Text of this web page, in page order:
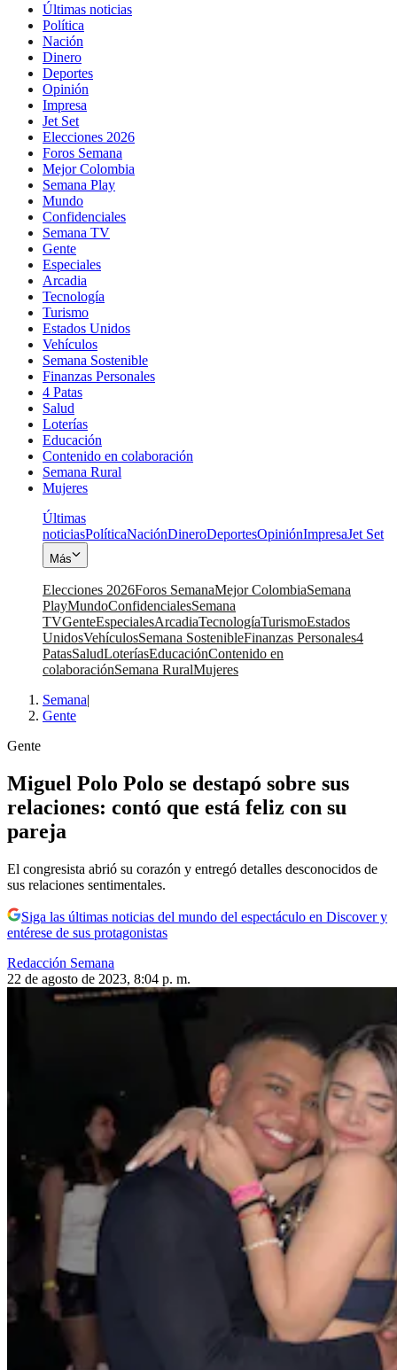
Últimas noticias
Política
Nación
Dinero
Deportes
Opinión
Impresa
Jet Set
Elecciones 2026
Foros Semana
Mejor Colombia
Semana Play
Mundo
Confidenciales
Semana TV
Gente
Especiales
Arcadia
Tecnología
Turismo
Estados Unidos
Vehículos
Semana Sostenible
Finanzas Personales
4 Patas
Salud
Loterías
Educación
Contenido en colaboración
Semana Rural
Mujeres
Últimas
noticiasPolíticaNaciónDineroDeportesOpiniónImpresaJet Set
Más
Elecciones 2026Foros SemanaMejor ColombiaSemana
PlayMundoConfidencialesSemana
TVGenteEspecialesArcadiaTecnologíaTurismoEstados
UnidosVehículosSemana SostenibleFinanzas Personales4
PatasSaludLoteríasEducaciónContenido en
colaboraciónSemana RuralMujeres
Semana|
Gente
Gente
Miguel Polo Polo se destapó sobre sus
relaciones: contó que está feliz con su
pareja
El congresista abrió su corazón y entregó detalles desconocidos de
sus relaciones sentimentales.
Siga las últimas noticias del mundo del espectáculo en Discover y
entérese de sus protagonistas
Redacción Semana
22 de agosto de 2023, 8:04 p. m.